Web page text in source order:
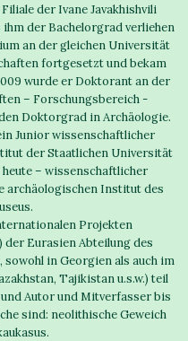
der Ivane Javakhishvili
der Bachelorgrad verliehen
an der gleichen Universität
fortgesetzt und bekam
wurde er Doktorant an der
– Forschungsbereich -
Doktorgrad in Archäologie.
Junior wissenschaftlicher
der Staatlichen Universität
– wissenschaftlicher
Institut des
Projekten
Eurasien Abteilung des
in Georgien als auch im
Tajikistan u.s.w.) teil
Autor und Mitverfasser bis
sind: neolithische Geweich